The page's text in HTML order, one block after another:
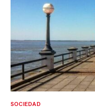
SOCIEDAD